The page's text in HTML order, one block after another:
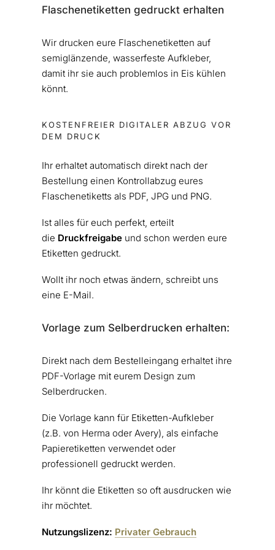
Flaschenetiketten gedruckt erhalten
Wir drucken eure Flaschenetiketten auf
semiglänzende, wasserfeste Aufkleber,
damit ihr sie auch problemlos in Eis kühlen
könnt.
KOSTENFREIER DIGITALER ABZUG VOR
DEM DRUCK
Ihr erhaltet automatisch direkt nach der
Bestellung einen Kontrollabzug eures
Flaschenetiketts als PDF, JPG und PNG.
Ist alles für euch perfekt, erteilt
die Druckfreigabeund schon werden eure
Etiketten gedruckt.
Wollt ihr noch etwas ändern, schreibt uns
eine E-Mail.
Vorlage zum Selberdrucken erhalten:
Direkt nach dem Bestelleingang erhaltet ihre
PDF-Vorlage mit eurem Design zum
Selberdrucken.
Die Vorlage kann für Etiketten-Aufkleber
(z.B. von Herma oder Avery), als einfache
Papieretiketten verwendet oder
professionell gedruckt werden.
Ihr könnt die Etiketten so oft ausdrucken wie
ihr möchtet.
Nutzungslizenz: Privater Gebrauch